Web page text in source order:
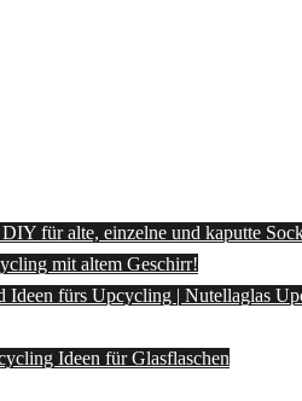
für alte, einzelne und kaputte
mit altem Geschirr!
Ideen fürs Upcycling | Nutellaglas
Ideen für Glasflaschen